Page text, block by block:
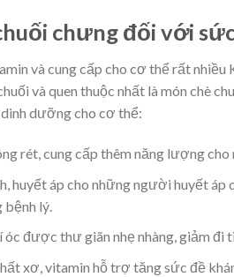
chưng đối với
và cung cấp cho cơ thể rất nhiều
và quen thuộc nhất là món chè
dưỡng cho cơ thể:
rét, cung cấp thêm năng lượng
huyết áp cho những người huyết áp
bệnh lý.
óc được thư giãn nhẹ nhàng, giảm đi
xơ, vitamin hỗ trợ tăng sức đề